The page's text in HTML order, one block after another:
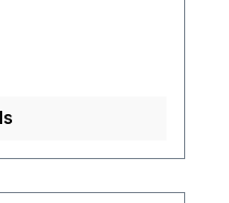
IP20 (indoor
130